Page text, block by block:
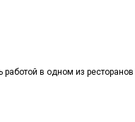
работой в одном из